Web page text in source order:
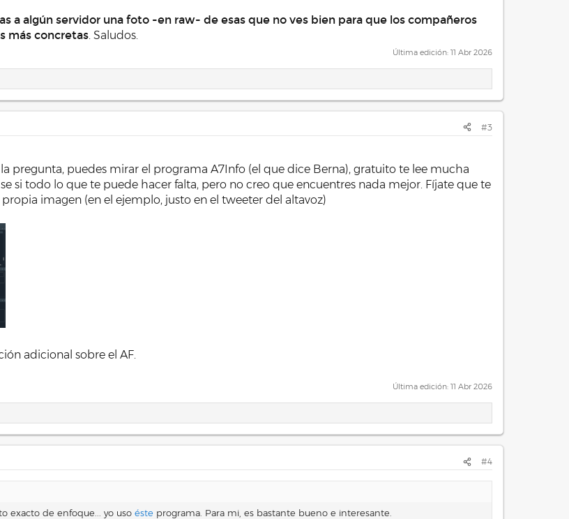
a algún servidor una foto -en raw- de esas que no ves bien para que los compañeros
más concretas. Saludos.
Última edición: 11 Abr 2026
#3
pregunta, puedes mirar el programa A7Info (el que dice Berna), gratuito te lee mucha
si todo lo que te puede hacer falta, pero no creo que encuentres nada mejor. Fíjate que te
imagen (en el ejemplo, justo en el tweeter del altavoz)
adicional sobre el AF.
Última edición: 11 Abr 2026
#4
exacto de enfoque... yo uso éste programa. Para mi, es bastante bueno e interesante.